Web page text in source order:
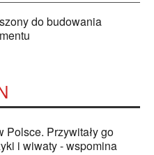
do budowania
Polsce. Przywitały go
i wiwaty - wspomina